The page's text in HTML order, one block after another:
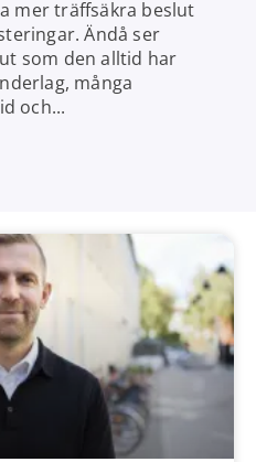
mer träffsäkra beslut
Ändå ser
som den alltid har
många
och